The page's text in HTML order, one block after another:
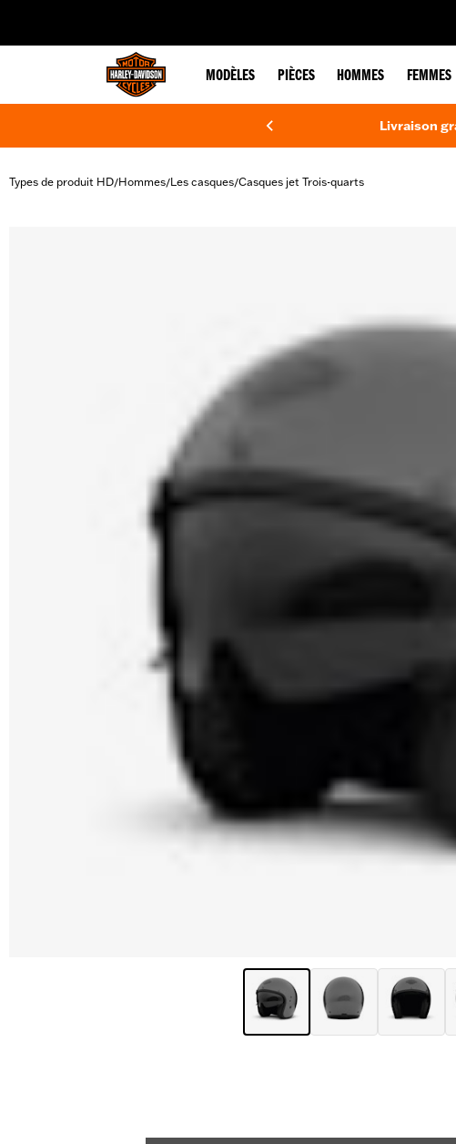
MODÈLES PIÈCES HOMMES FEMMES
Livraison
Types de produit HD/Hommes/Les casques/Casques jet Trois-quarts